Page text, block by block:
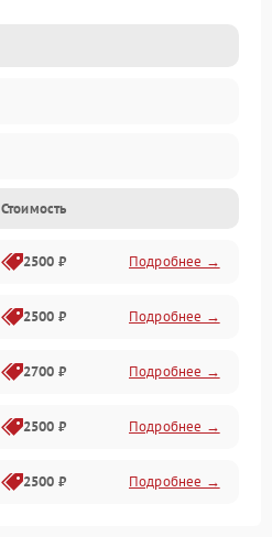
Стоимость
2500 ₽ Подробнее →
2500 ₽ Подробнее →
2700 ₽ Подробнее →
2500 ₽ Подробнее →
2500 ₽ Подробнее →